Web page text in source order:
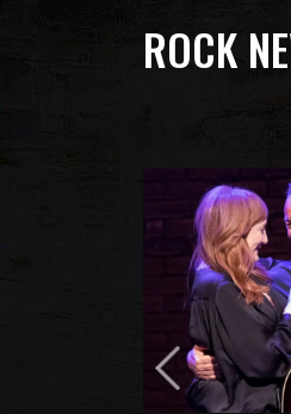
ROCK